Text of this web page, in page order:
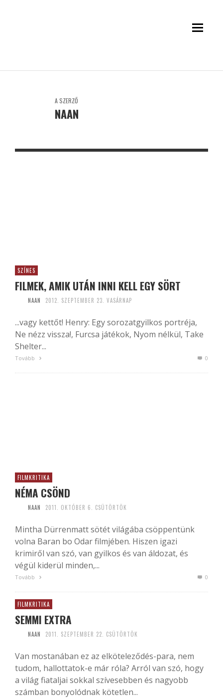
A SZERZŐ
NAAN
SZÍNES
FILMEK, AMIK UTÁN INNI KELL EGY SÖRT
NAAN 2012. SZEPTEMBER 23. VASÁRNAP
...vagy kettőt! Henry: Egy sorozatgyilkos portréja,
Ne nézz vissza!, Furcsa játékok, Nyom nélkül, Take
Shelter...
Tovább 0
FILMKRITIKA
NÉMA CSÖND
NAAN 2011. OKTÓBER 6. CSÜTÖRTÖK
Mintha Dürrenmatt sötét világába csöppentünk
volna Baran bo Odar filmjében. Hiszen igazi
krimiről van szó, van gyilkos és van áldozat, és
végül kiderül minden,...
Tovább 0
FILMKRITIKA
SEMMI EXTRA
NAAN 2011. SZEPTEMBER 22. CSÜTÖRTÖK
Van mostanában ez az elköteleződés-para, nem
tudom, hallottatok-e már róla? Arról van szó, hogy
a világ fiataljai sokkal szívesebben és nagyobb
számban bonyolódnak kötetlen...